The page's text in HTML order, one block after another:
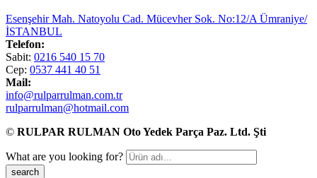
Esenşehir Mah. Natoyolu Cad. Mücevher Sok. No:12/A Ümraniye/
İSTANBUL
Telefon:
Sabit: 0216 540 15 70
Cep: 0537 441 40 51
Mail:
info@rulparrulman.com.tr
rulparrulman@hotmail.com
© RULPAR RULMAN Oto Yedek Parça Paz. Ltd. Şti
What are you looking for?